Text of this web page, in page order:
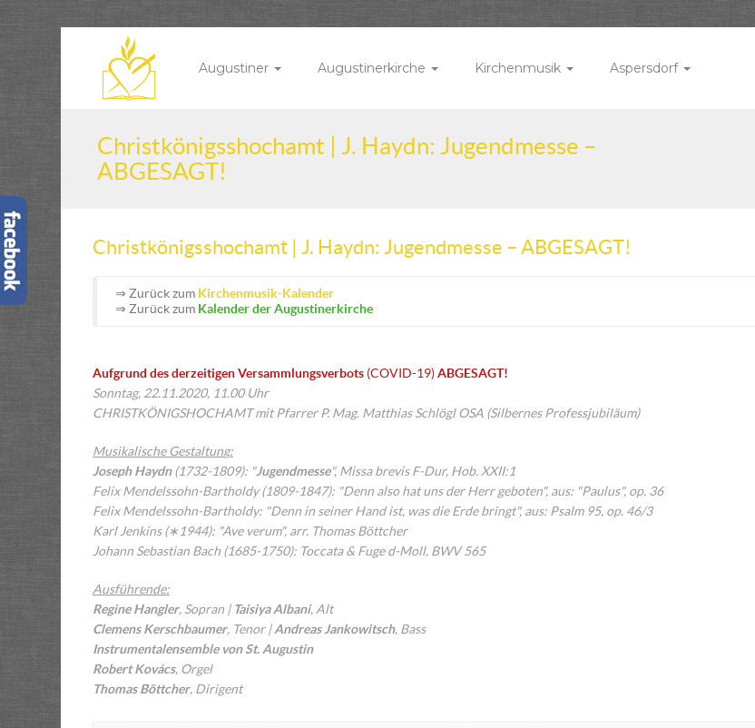
Augustiner Augustinerkirche Kirchenmusik Aspersdorf
Christkönigsshochamt | J. Haydn: Jugendmesse –
ABGESAGT!
Christkönigsshochamt | J. Haydn: Jugendmesse – ABGESAGT!
⇒ Zurück zum Kirchenmusik-Kalender
⇒ Zurück zum Kalender der Augustinerkirche
Aufgrund des derzeitigen Versammlungsverbots (COVID-19)ABGESAGT!
Sonntag, 22.11.2020, 11.00 Uhr
CHRISTKÖNIGSHOCHAMT mit Pfarrer P. Mag. Matthias Schlögl OSA (Silbernes Professjubiläum)
Musikalische Gestaltung:
Joseph Haydn(1732-1809): "Jugendmesse", Missa brevis F-Dur, Hob. XXII:1
Felix Mendelssohn-Bartholdy (1809-1847): "Denn also hat uns der Herr geboten", aus: "Paulus", op. 36
Felix Mendelssohn-Bartholdy: "Denn in seiner Hand ist, was die Erde bringt", aus: Psalm 95, op. 46/3
Karl Jenkins (∗1944): "Ave verum", arr. Thomas Böttcher
Johann Sebastian Bach (1685-1750): Toccata & Fuge d-Moll, BWV 565
Ausführende:
Regine Hangler, Sopran | Taisiya Albani, Alt
Clemens Kerschbaumer, Tenor |Andreas Jankowitsch, Bass
Instrumentalensemble von St. Augustin
Robert Kovács, Orgel
Thomas Böttcher, Dirigent